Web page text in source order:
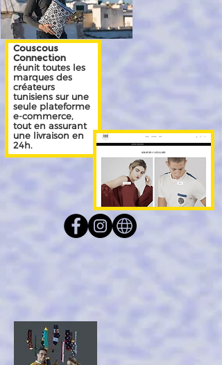
Couscous
Connection
réunit toutes les
marques des
créateurs
tunisiens sur une
seule plateforme
e-commerce,
tout en assurant
une livraison en
24h.